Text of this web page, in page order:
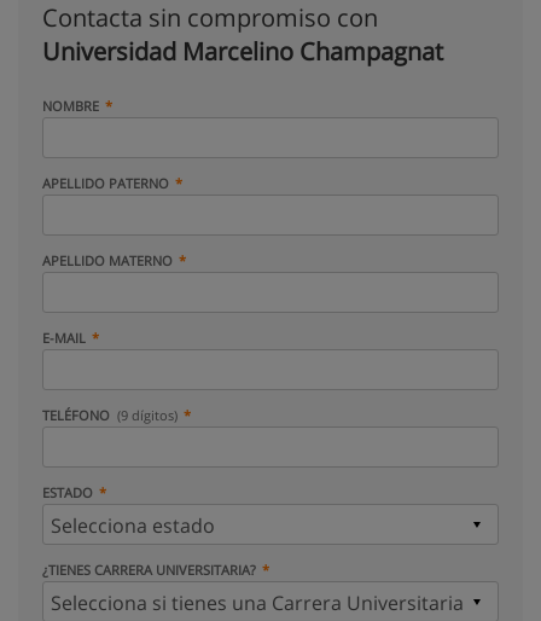
Contacta sin compromiso con
Universidad Marcelino Champagnat
NOMBRE
APELLIDO PATERNO
APELLIDO MATERNO
E-MAIL
TELÉFONO (9 dígitos)
ESTADO
¿TIENES CARRERA UNIVERSITARIA?